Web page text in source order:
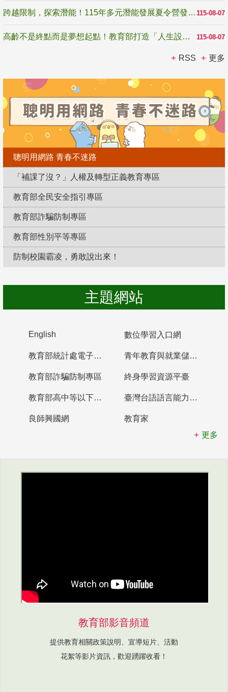
115-08-07
跨越限制，探索潛能！115年多元潛能發展夏令營發掘生命無限可能
115-08-07
高齡不是終點而是夢想起點！教育部打造「人生設計夢工場」 參展第3屆高齡健康產業博覽會
RSS 更多
聰明用網路 青春不迷路
「補課了沒？」人權及轉型正義教育專區
教育部全民安全指引專區
教育部詐騙防制專區
教育部性別平等專區
防制校園霸凌，勇敢說出來！
主題網站
English 數位學習入口網
教育部統計處電子書櫃 青年教育與就業儲蓄帳戶
教育部詐騙防制專區 終身學習資源平臺
教育部高中等以下學校及幼兒園教師資格檢定考試 臺灣台語語言能力認證網站
良師興國網
教育家
更多
教育部影音頻道
提供教育相關政策說明、宣導短片、活動
花絮等影片資訊，歡迎踴躍收看！